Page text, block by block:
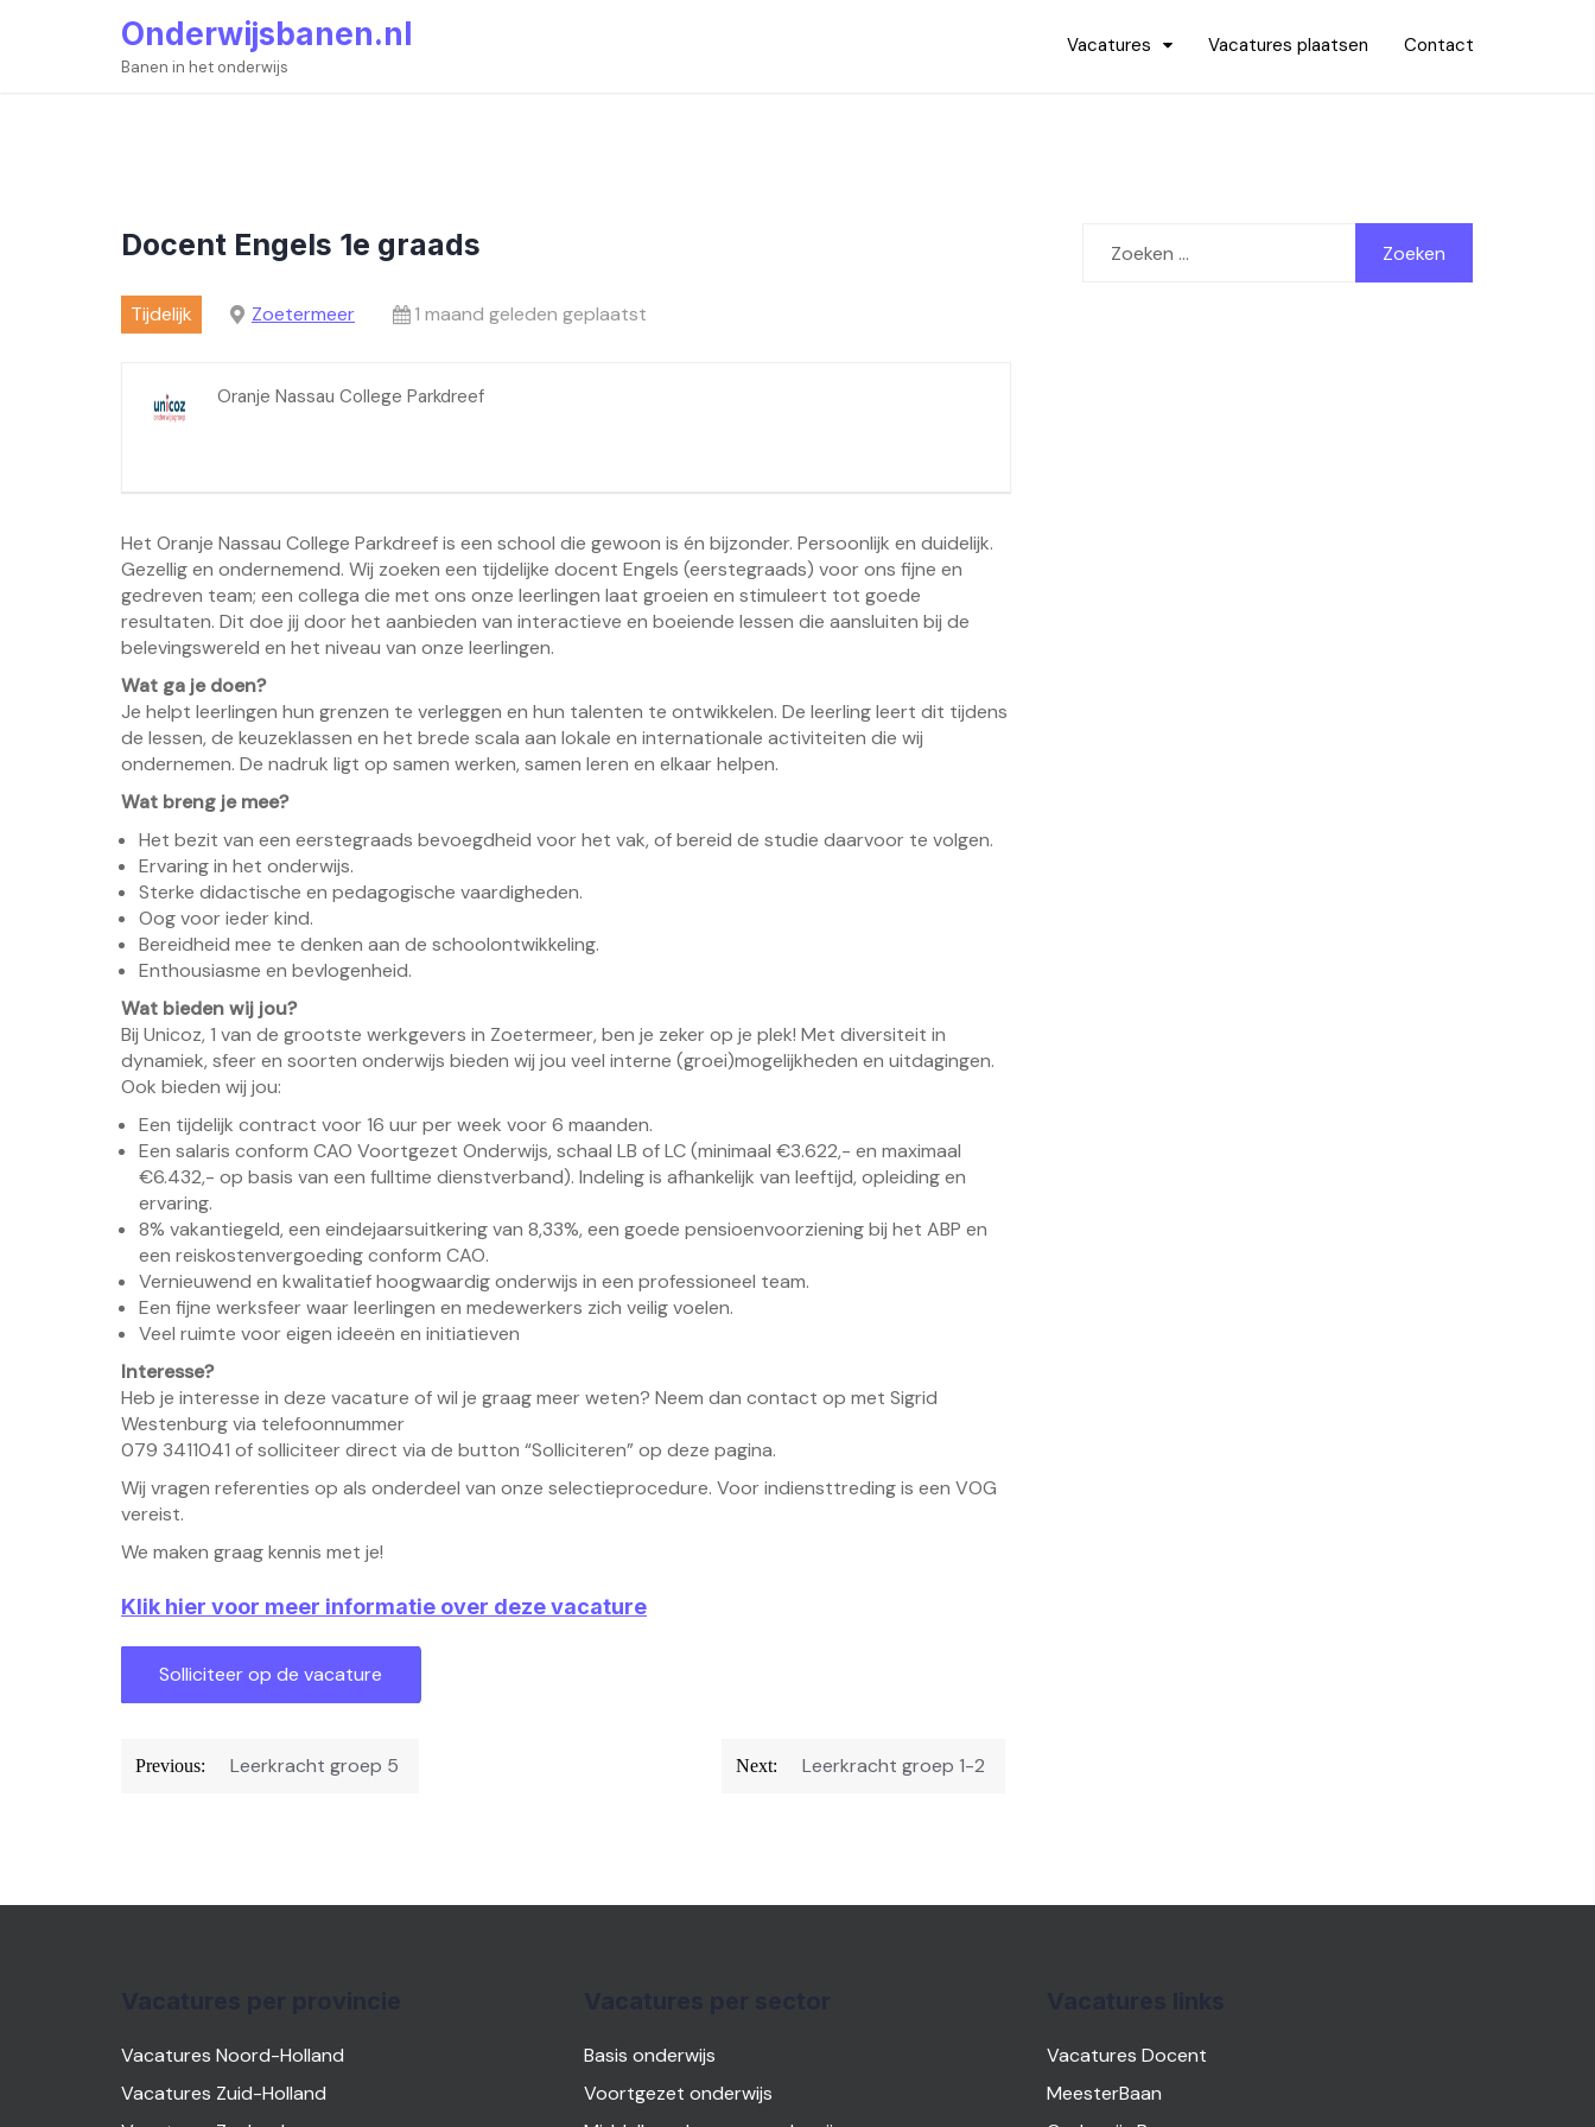
Onderwijsbanen.nl
Banen in het onderwijs
Vacatures Vacatures plaatsen Contact
Docent Engels 1e graads
Tijdelijk Zoetermeer 1 maand geleden geplaatst
Oranje Nassau College Parkdreef
Het Oranje Nassau College Parkdreef is een school die gewoon is én bijzonder. Persoonlijk en duidelijk.
Gezellig en ondernemend. Wij zoeken een tijdelijke docent Engels (eerstegraads) voor ons fijne en
gedreven team; een collega die met ons onze leerlingen laat groeien en stimuleert tot goede
resultaten. Dit doe jij door het aanbieden van interactieve en boeiende lessen die aansluiten bij de
belevingswereld en het niveau van onze leerlingen.
Wat ga je doen?
Je helpt leerlingen hun grenzen te verleggen en hun talenten te ontwikkelen. De leerling leert dit tijdens
de lessen, de keuzeklassen en het brede scala aan lokale en internationale activiteiten die wij
ondernemen. De nadruk ligt op samen werken, samen leren en elkaar helpen.
Wat breng je mee?
Het bezit van een eerstegraads bevoegdheid voor het vak, of bereid de studie daarvoor te volgen.
Ervaring in het onderwijs.
Sterke didactische en pedagogische vaardigheden.
Oog voor ieder kind.
Bereidheid mee te denken aan de schoolontwikkeling.
Enthousiasme en bevlogenheid.
Wat bieden wij jou?
Bij Unicoz, 1 van de grootste werkgevers in Zoetermeer, ben je zeker op je plek! Met diversiteit in
dynamiek, sfeer en soorten onderwijs bieden wij jou veel interne (groei)mogelijkheden en uitdagingen.
Ook bieden wij jou:
Een tijdelijk contract voor 16 uur per week voor 6 maanden.
Een salaris conform CAO Voortgezet Onderwijs, schaal LB of LC (minimaal €3.622,- en maximaal
€6.432,- op basis van een fulltime dienstverband). Indeling is afhankelijk van leeftijd, opleiding en
ervaring.
8% vakantiegeld, een eindejaarsuitkering van 8,33%, een goede pensioenvoorziening bij het ABP en
een reiskostenvergoeding conform CAO.
Vernieuwend en kwalitatief hoogwaardig onderwijs in een professioneel team.
Een fijne werksfeer waar leerlingen en medewerkers zich veilig voelen.
Veel ruimte voor eigen ideeën en initiatieven
Interesse?
Heb je interesse in deze vacature of wil je graag meer weten? Neem dan contact op met Sigrid
Westenburg via telefoonnummer
079 3411041 of solliciteer direct via de button “Solliciteren” op deze pagina.
Wij vragen referenties op als onderdeel van onze selectieprocedure. Voor indiensttreding is een VOG
vereist.
We maken graag kennis met je!
Klik hier voor meer informatie over deze vacature
Bericht
Previous: Leerkracht groep 5 Next: Leerkracht groep 1-2
naar:
Vacatures Noord-Holland
Vacatures Zuid-Holland
Basis onderwijs
Voortgezet onderwijs
Vacatures Docent
MeesterBaan